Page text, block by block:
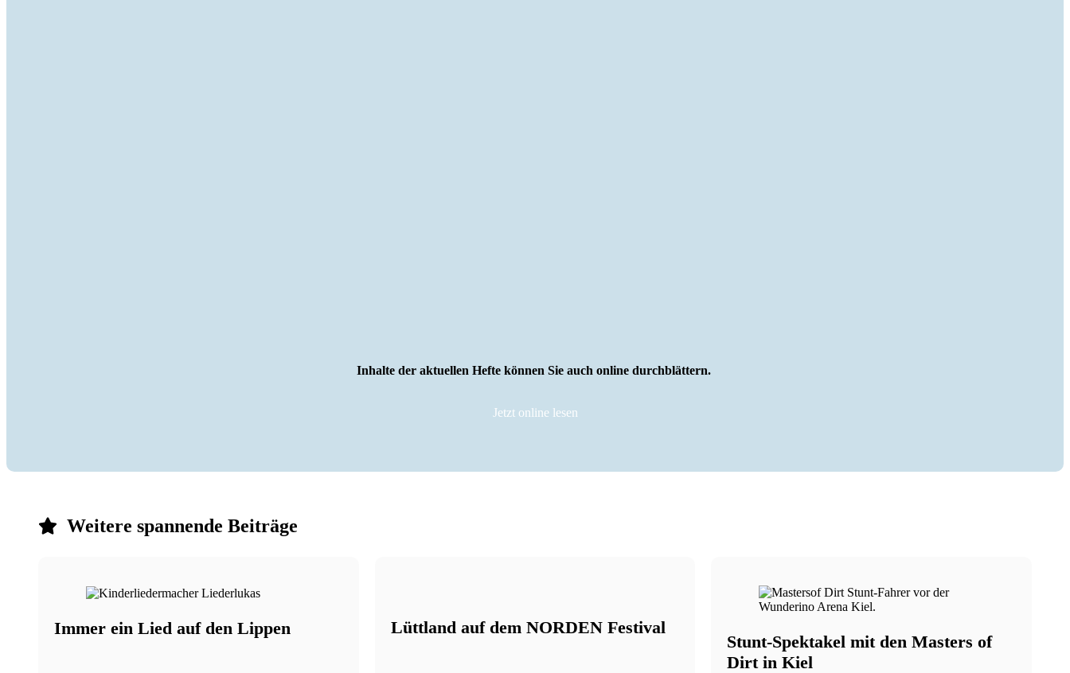
Inhalte der aktuellen Hefte können Sie auch online durchblättern.
Jetzt online lesen
Weitere spannende Beiträge
Immer ein Lied auf den Lippen Lüttland auf dem NORDEN Festival
Stunt-Spektakel mit den Masters of
Dirt in Kiel